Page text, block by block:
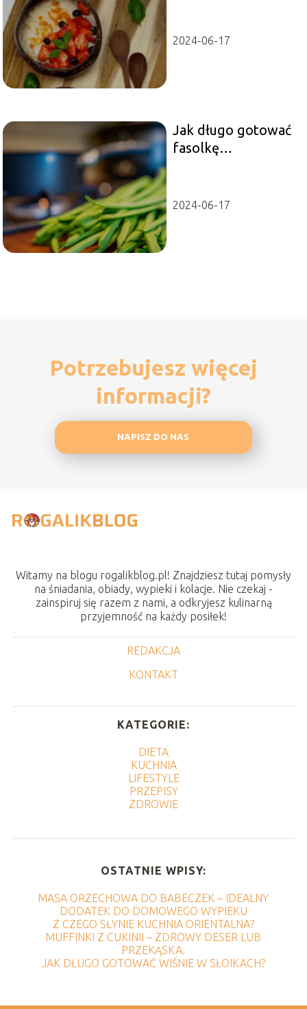
letnie dni!
2024-06-17
Jak długo gotować
fasolkę
2024-06-17
Potrzebujesz więcej
informacji?
NAPISZ DO NAS
Witamy na blogu rogalikblog.pl! Znajdziesz tutaj pomysły
na śniadania, obiady, wypieki i kolacje. Nie czekaj -
zainspiruj się razem z nami, a odkryjesz kulinarną
przyjemność na każdy posiłek!
REDAKCJA
KONTAKT
KATEGORIE:
DIETA
KUCHNIA
LIFESTYLE
PRZEPISY
ZDROWIE
OSTATNIE WPISY:
MASA ORZECHOWA DO BABECZEK – IDEALNY
DODATEK DO DOMOWEGO WYPIEKU
Z CZEGO SŁYNIE KUCHNIA ORIENTALNA?
MUFFINKI Z CUKINII – ZDROWY DESER LUB
PRZEKĄSKA.
JAK DŁUGO GOTOWAĆ WIŚNIE W SŁOIKACH?